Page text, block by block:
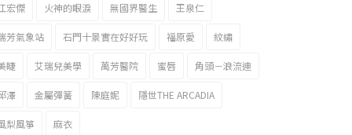
宏傑 火神的眼淚 無國界醫生 王泉仁
芳氣象站 石門十景實在好好玩 福原愛 紋繡
睫 艾瑞兒美學 萬芳醫院 蜜唇 角頭－浪流連
澤 金屬彈簧 陳庭妮 隱世THE ARCADIA
梨風箏 麻衣